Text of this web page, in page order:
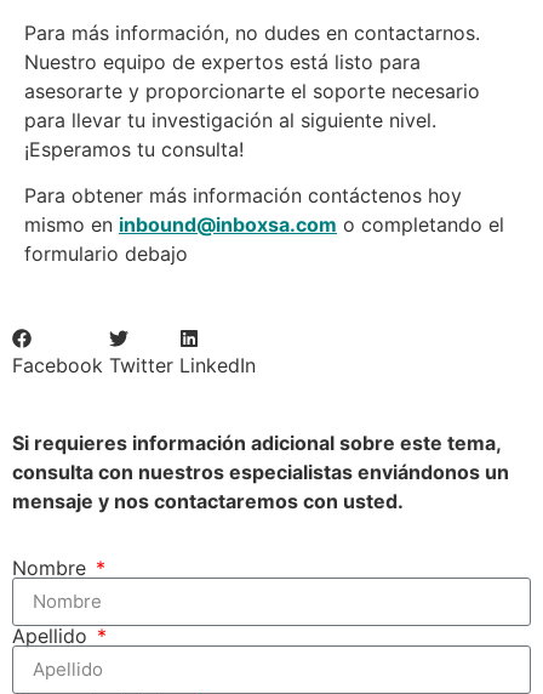
Para más información, no dudes en contactarnos.
Nuestro equipo de expertos está listo para
asesorarte y proporcionarte el soporte necesario
para llevar tu investigación al siguiente nivel.
¡Esperamos tu consulta!
Para obtener más información contáctenos hoy
mismo en inbound@inboxsa.com o completando el
formulario debajo
Facebook Twitter LinkedIn
Si requieres información adicional sobre este tema,
consulta con nuestros especialistas enviándonos un
mensaje y nos contactaremos con usted.
Nombre
Apellido